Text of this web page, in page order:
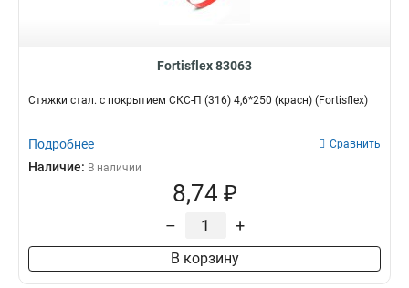
Fortisflex 83063
Стяжки стал. с покрытием СКС-П (316) 4,6*250 (красн) (Fortisflex)
Подробнее Сравнить
Наличие: В наличии
8,74 ₽
– +
В корзину